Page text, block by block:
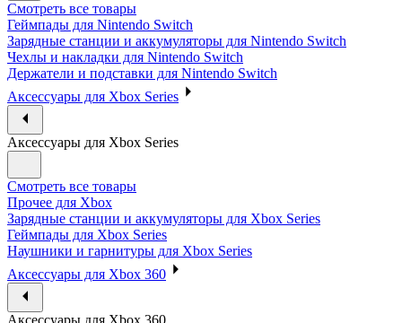
Смотреть все товары
Геймпады для Nintendo Switch
Зарядные станции и аккумуляторы для Nintendo Switch
Чехлы и накладки для Nintendo Switch
Держатели и подставки для Nintendo Switch
Аксессуары для Xbox Series
Аксессуары для Xbox Series
Смотреть все товары
Прочее для Xbox
Зарядные станции и аккумуляторы для Xbox Series
Геймпады для Xbox Series
Наушники и гарнитуры для Xbox Series
Аксессуары для Xbox 360
Аксессуары для Xbox 360